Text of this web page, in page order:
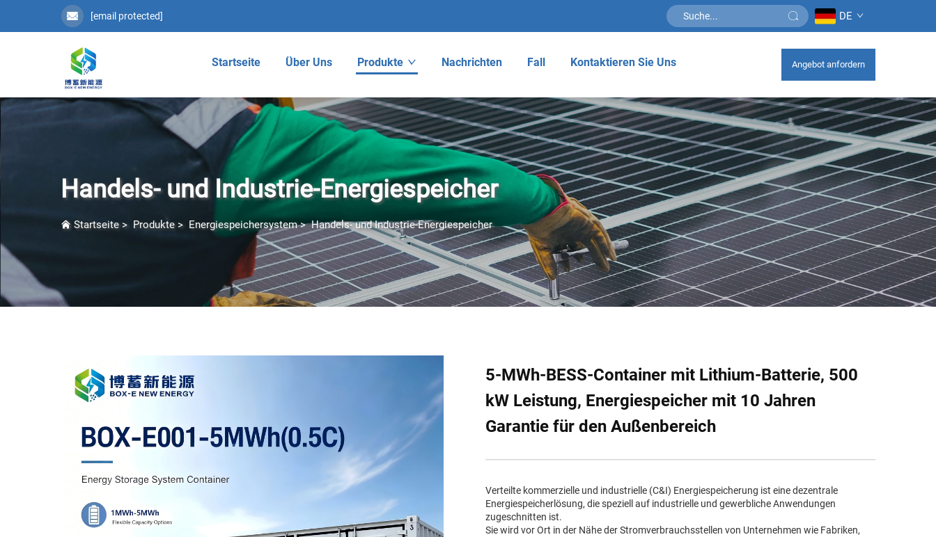
[email protected] DE
Startseite Über Uns Produkte Nachrichten Fall Kontaktieren Sie Uns Angebot anfordern
Handels- und Industrie-Energiespeicher
Startseite> Produkte > Energiespeichersystem>Handels- und Industrie-Energiespeicher
5-MWh-BESS-Container mit Lithium-Batterie, 500
kW Leistung, Energiespeicher mit 10 Jahren
Garantie für den Außenbereich
Verteilte kommerzielle und industrielle (C&I) Energiespeicherung ist eine dezentrale
Energiespeicherlösung, die speziell auf industrielle und gewerbliche Anwendungen
zugeschnitten ist.
Sie wird vor Ort in der Nähe der Stromverbrauchsstellen von Unternehmen wie Fabriken,